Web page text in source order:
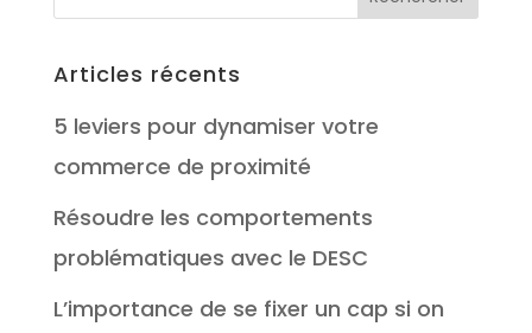
Articles récents
5 leviers pour dynamiser votre
commerce de proximité
Résoudre les comportements
problématiques avec le DESC
L’importance de se fixer un cap si on